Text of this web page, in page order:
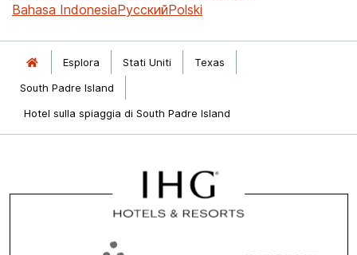
Bahasa IndonesiaРусскийPolski
Esplora Stati Uniti
Texas
South Padre Island
Hotel sulla spiaggia di South Padre Island